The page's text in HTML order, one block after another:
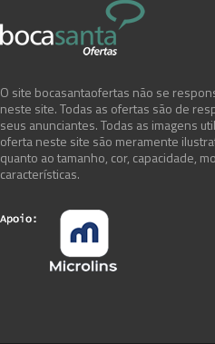
O site bocasantaofertas não se
neste site. Todas as ofertas são de
seus anunciantes. Todas as imagens
oferta neste site são meramente
quanto ao tamanho, cor, capacidade,
características.